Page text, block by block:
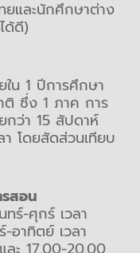
ยและนักศึกษาต่าง
ด้ดี)
ใน 1 ปีการศึกษา
ซึ่ง 1 ภาค การ
กว่า 15 สัปดาห์
า โดยสัดส่วนเทียบ
รสอน
ร์-ศุกร์ เวลา
อาทิตย์ เวลา